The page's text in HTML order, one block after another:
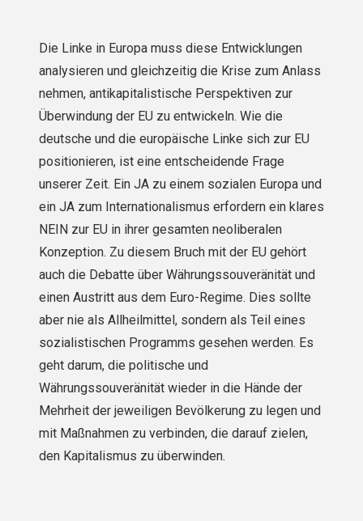
Die Linke in Europa muss diese Entwicklungen
analysieren und gleichzeitig die Krise zum Anlass
nehmen, antikapitalistische Perspektiven zur
Überwindung der EU zu entwickeln. Wie die
deutsche und die europäische Linke sich zur EU
positionieren, ist eine entscheidende Frage
unserer Zeit. Ein JA zu einem sozialen Europa und
ein JA zum Internationalismus erfordern ein klares
NEIN zur EU in ihrer gesamten neoliberalen
Konzeption. Zu diesem Bruch mit der EU gehört
auch die Debatte über Währungssouveränität und
einen Austritt aus dem Euro-Regime. Dies sollte
aber nie als Allheilmittel, sondern als Teil eines
sozialistischen Programms gesehen werden. Es
geht darum, die politische und
Währungssouveränität wieder in die Hände der
Mehrheit der jeweiligen Bevölkerung zu legen und
mit Maßnahmen zu verbinden, die darauf zielen,
den Kapitalismus zu überwinden.